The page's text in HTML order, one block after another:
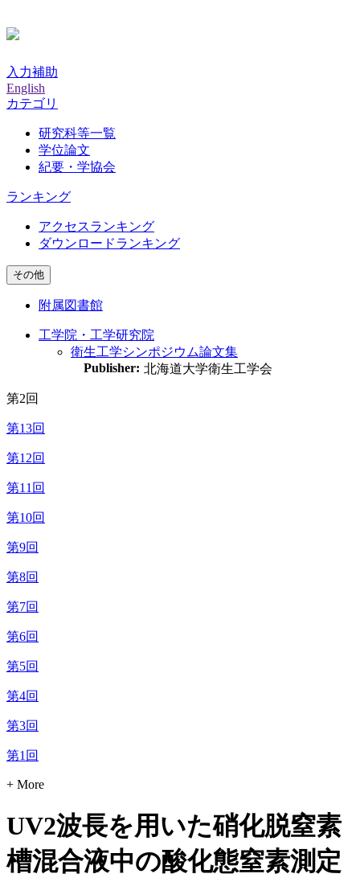
入力補助
English
カテゴリ
研究科等一覧
学位論文
紀要・学協会
ランキング
アクセスランキング
ダウンロードランキング
その他
附属図書館
工学院・工学研究院
衛生工学シンポジウム論文集
Publisher: 北海道大学衛生工学会
第2回
第13回
第12回
第11回
第10回
第9回
第8回
第7回
第6回
第5回
第4回
第3回
第1回
+ More
UV2波長を用いた硝化脱窒素
槽混合液中の酸化態窒素測定